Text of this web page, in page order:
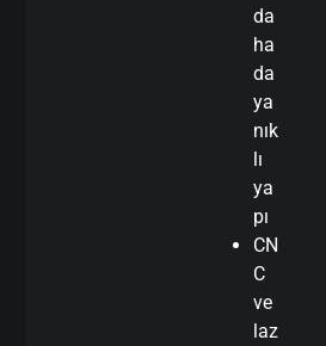
da
ha
da
ya
nık
lı
ya
pı
CN
C
ve
laz